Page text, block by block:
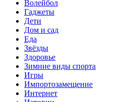
Волейбол
Гаджеты
Дети
Дом и сад
Еда
Звёзды
Здоровье
Зимние виды спорта
Игры
Импортозамещение
Интернет